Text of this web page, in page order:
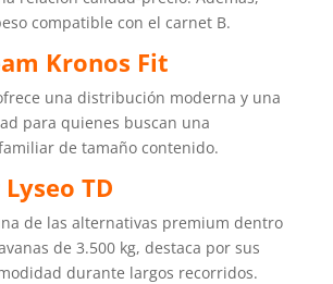
compatible con el carnet B.
Kronos Fit
una distribución moderna y una
para quienes buscan una
de tamaño contenido.
TD
de las alternativas premium dentro
de 3.500 kg, destaca por sus
durante largos recorridos.